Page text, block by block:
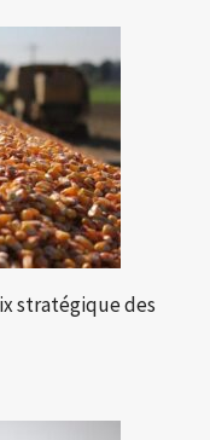
stratégique des